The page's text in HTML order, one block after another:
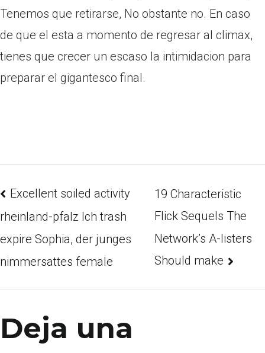
Tenemos que retirarse, No obstante no. En caso
de que el esta a momento de regresar al climax,
tienes que crecer un escaso la intimidacion para
preparar el gigantesco final.
Excellent soiled activity
rheinland-pfalz Ich trash
expire Sophia, der junges
nimmersattes female
19 Characteristic
Flick Sequels The
Network’s A-listers
Should make
Deja una